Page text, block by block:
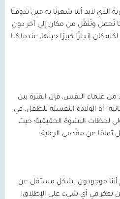
لابد أننا شعرنا به حين تذوقنا
نُحمل ونُنقل من مكان إلى آخر دون
لكنه كان إنجازًا كبيرًا حينها، عندما كنا
من علماء النفس، فإن الفترة بين
الثانية” أو الولادة النفسيّة للطفل. في
لحظات النشوة الحقيقية؛ حيث
تمامًا عن مقدمي الرعاية.
أننا موجودون بشكل مستقل عن
نكن نفكر في أي شيء على الإطلاق!